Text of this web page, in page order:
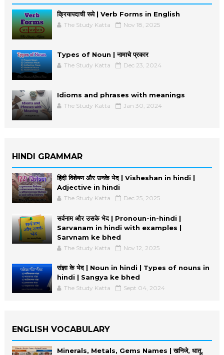
क्रियापदाची रूपे | Verb Forms in English
The Study Katta Nov 18, 2025
Types of Noun | नामाचे प्रकार
The Study Katta Dec 23, 2024
Idioms and phrases with meanings
The Study Katta Jan 30, 2024
HINDI GRAMMAR
हिंदी विशेषण और उनके भेद | Visheshan in hindi |
Adjective in hindi
The Study Katta Dec 25, 2025
सर्वनाम और उसके भेद | Pronoun-in-hindi |
Sarvanam in hindi with examples |
Sarvnam ke bhed
The Study Katta Nov 12, 2025
संज्ञा के भेद | Noun in hindi | Types of nouns in
hindi | Sangya ke bhed
The Study Katta Sept 04, 2024
ENGLISH VOCABULARY
Minerals, Metals, Gems Names | खनिजे, धातू,